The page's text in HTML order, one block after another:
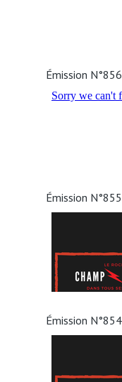
Émission
Émission
Émission